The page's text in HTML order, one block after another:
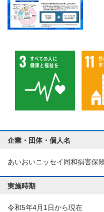
企業・団体・個人名
あいおいニッセイ同和損害保
実施時期
令和5年4月1日から現在